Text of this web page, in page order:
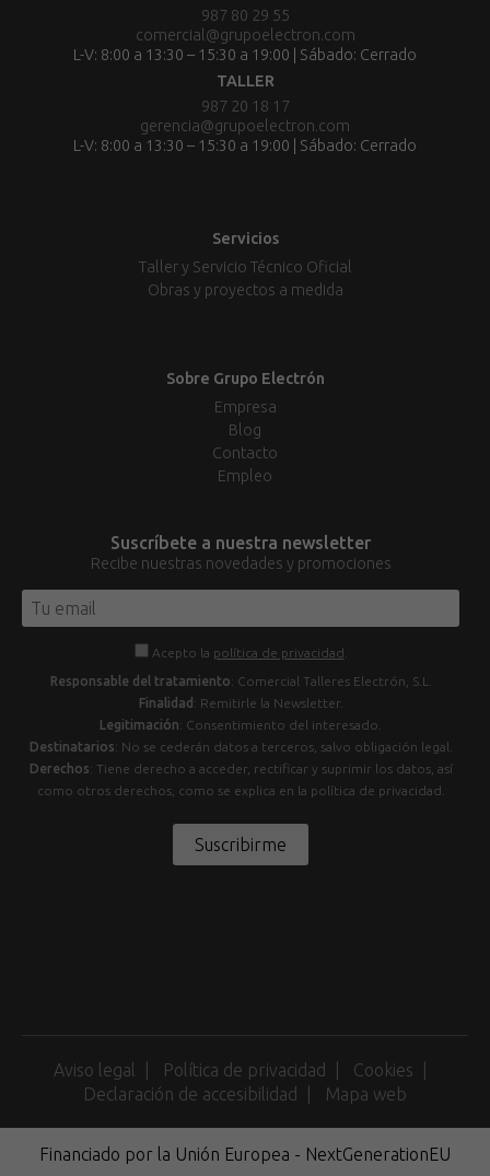
987 80 29 55
comercial@grupoelectron.com
L-V: 8:00 a 13:30 – 15:30 a 19:00 | Sábado: Cerrado
TALLER
987 20 18 17
gerencia@grupoelectron.com
L-V: 8:00 a 13:30 – 15:30 a 19:00 | Sábado: Cerrado
Servicios
Taller y Servicio Técnico Oficial
Obras y proyectos a medida
Sobre Grupo Electrón
Empresa
Blog
Contacto
Empleo
Suscríbete a nuestra newsletter
Recibe nuestras novedades y promociones
Acepto la política de privacidad
Responsable del tratamiento: Comercial Talleres Electrón, S.L.
Finalidad : Remitirle la Newsletter.
Legitimación: Consentimiento del interesado.
Destinatarios: No se cederán datos a terceros, salvo obligación legal.
Derechos: Tiene derecho a acceder, rectificar y suprimir los datos, así
como otros derechos, como se explica en la política de privacidad.
Suscribirme
Aviso legal Política de privacidad
Cookies
Declaración de accesibilidad
Mapa web
Financiado por la Unión Europea - NextGenerationEU